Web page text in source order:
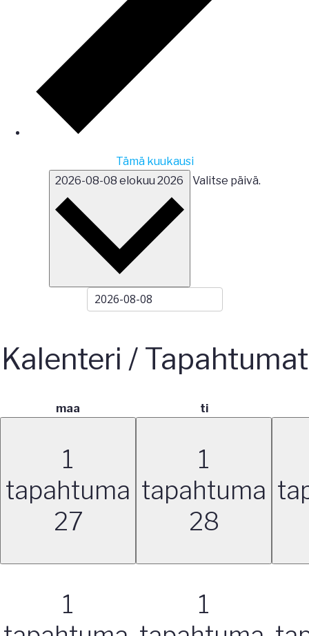
Tämä kuukausi
2026-08-08 elokuu 2026 Valitse päivä.
Kalenteri / Tapahtumat
maa titiistai
1
tapahtuma
27
1
1
tapahtuma
28
1